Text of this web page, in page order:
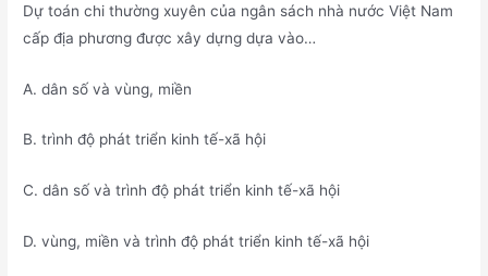
Dự toán chi thường xuyên của ngân sách nhà nước Việt Nam
cấp địa phương được xây dựng dựa vào…
A. dân số và vùng, miền
B. trình độ phát triển kinh tế-xã hội
C. dân số và trình độ phát triển kinh tế-xã hội
D. vùng, miền và trình độ phát triển kinh tế-xã hội